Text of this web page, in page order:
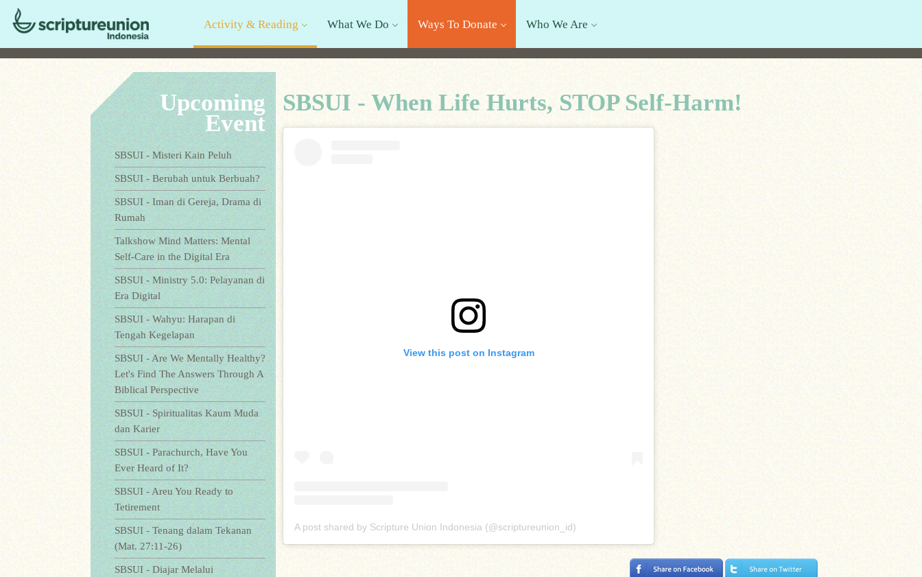
Activity & Reading What We Do Ways To Donate Who We Are
Upcoming
Event
SBSUI - Misteri Kain Peluh
SBSUI - Berubah untuk Berbuah?
SBSUI - Iman di Gereja, Drama di
Rumah
Talkshow Mind Matters: Mental
Self-Care in the Digital Era
SBSUI - Ministry 5.0: Pelayanan di
Era Digital
SBSUI - Wahyu: Harapan di
Tengah Kegelapan
SBSUI - Are We Mentally Healthy?
Let's Find The Answers Through A
Biblical Perspective
SBSUI - Spiritualitas Kaum Muda
dan Karier
SBSUI - Parachurch, Have You
Ever Heard of It?
SBSUI - Areu You Ready to
Tetirement
SBSUI - Tenang dalam Tekanan
(Mat. 27:11-26)
SBSUI - Diajar Melalui
SBSUI - When Life Hurts, STOP Self-Harm!
View this post on Instagram
A post shared by Scripture Union Indonesia (@scriptureunion_id)